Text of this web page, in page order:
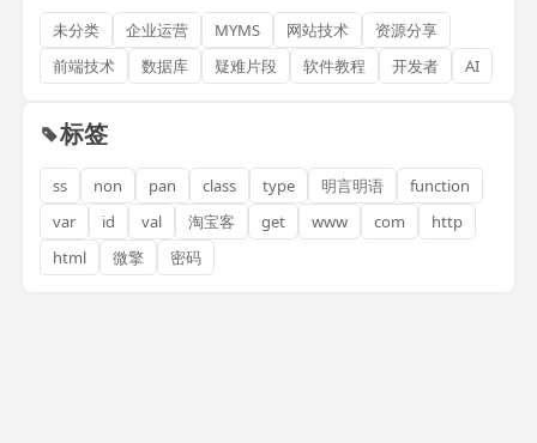
未分类 企业运营 MYMS 网站技术
资源分享
前端技术
数据库 疑难片段 软件教程 开发者 AI
标签
ss non pan class type 明言明语
function
var
id val 淘宝客 get www com
http
html
微擎 密码